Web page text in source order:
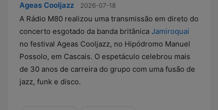
Ageas Cooljazz
2026-07-18
A Rádio M80 realizou uma transmissão em direto do
concerto esgotado da banda britânica Jamiroquai
no festival Ageas Cooljazz, no Hipódromo Manuel
Possolo, em Cascais. O espetáculo celebrou mais
de 30 anos de carreira do grupo com uma fusão de
jazz, funk e disco.